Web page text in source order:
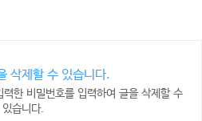
삭제할 수 있습니다.
한 비밀번호를 입력하여 글을 삭제할 수
있습니다.